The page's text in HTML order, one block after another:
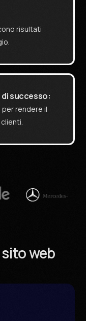
risultati
successo:
rendere il
web